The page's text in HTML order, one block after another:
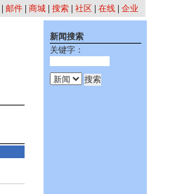
邮件 商城 搜索 社区 在线 企业
新闻搜索
关键字：